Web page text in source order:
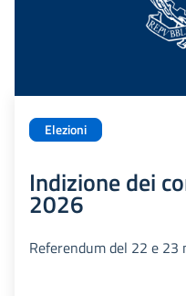
Elezioni
Indizione dei
2026
Referendum del 22 e 23